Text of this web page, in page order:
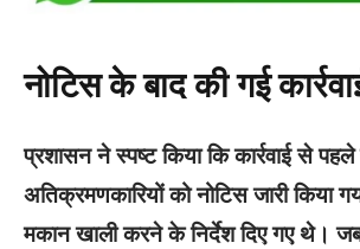
नोटिस के बाद की गई
प्रशासन ने स्पष्ट किया कि कार्रवाई से
अतिक्रमणकारियों को नोटिस जारी किया
मकान खाली करने के निर्देश दिए गए थे।